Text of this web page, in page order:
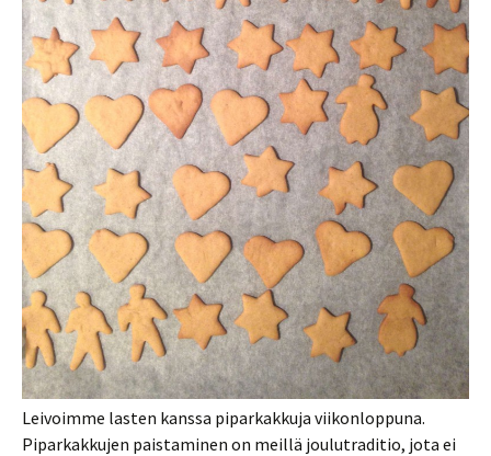
Leivoimme lasten kanssa piparkakkuja viikonloppuna.
Piparkakkujen paistaminen on meillä joulutraditio, jota ei